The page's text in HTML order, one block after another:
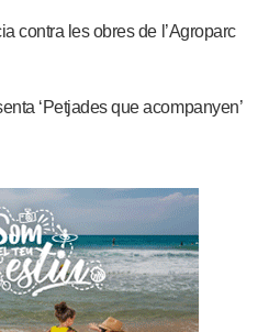
contra les obres de l’Agroparc
‘Petjades que acompanyen’